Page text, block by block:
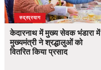
उत्तराखंड
देश
रुद्रप्रयाग
केदारनाथ में मुख्य सेवक भंडारा में
मुख्यमंत्री ने श्रद्धालुओं को
वितरित किया प्रसाद